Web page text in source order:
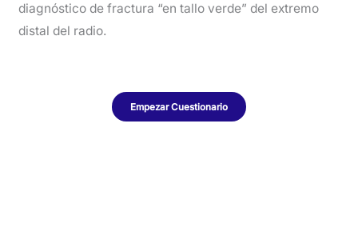
diagnóstico de fractura “en tallo verde” del extremo
distal del radio.